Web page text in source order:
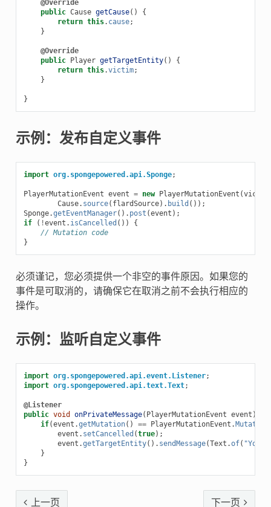
@Override
public Cause getCause()
{
return this. cause;
}
@Override
public
Player getTargetEntity()
{
return this.victim;
}
}
示例：发布自定义事件
import org.spongepowered.api.Sponge;
PlayerMutationEvent event = new PlayerMutationEvent (victim
Cause. source( flardSource). build ());
Sponge.getEventManager(). post (event );
if
( !event . isCancelled ())
{
// Mutation code
}
必须谨记，您必须提供一个非空的事件原因。如果您的
事件是可取消的，请确保它在取消之前不会执行相应的
操作。
示例：监听自定义事件
import org.spongepowered.api.event.Listener;
import org.spongepowered.api.text.Text;
@Listener
public void onPrivateMessage( PlayerMutationEvent event )
if(event .getMutation() == PlayerMutationEvent . Mutation
event . setCancelled (true);
event .getTargetEntity(). sendMessage(Text .of( "You
}
}
下一页
上一页